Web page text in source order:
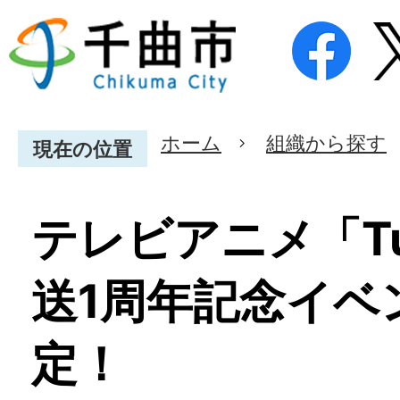
現在の位置 ホーム 組織から探す
テレビアニメ「
送1周年記念イベ
定！